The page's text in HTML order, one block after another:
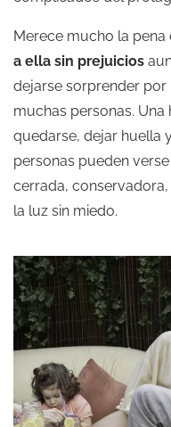
Merece mucho la pena
a ella sin prejuicios
dejarse sorprender por
muchas personas. Una
quedarse, dejar huella
personas pueden
cerrada,
la luz sin miedo.